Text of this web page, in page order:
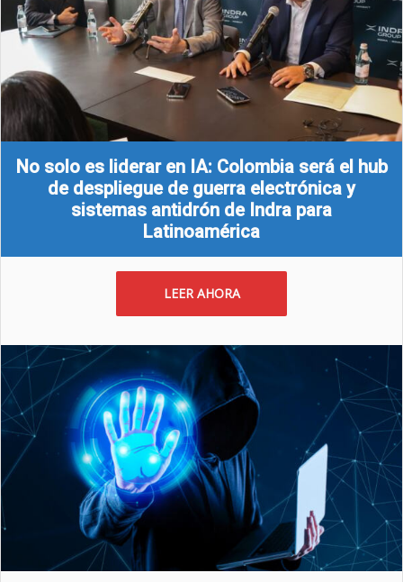
No solo es liderar en IA: Colombia será el hub
de despliegue de guerra electrónica y
sistemas antidrón de Indra para
Latinoamérica
LEER AHORA